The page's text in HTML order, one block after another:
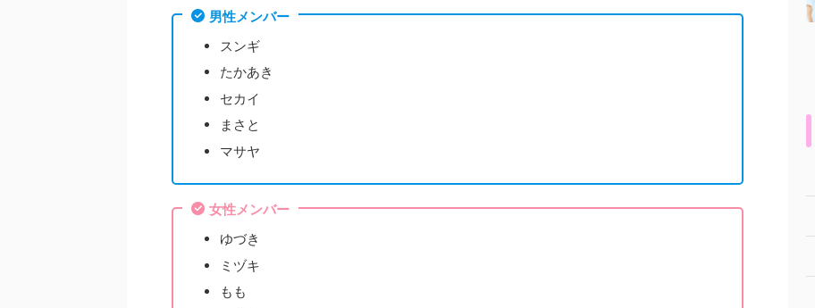
男性メンバー
スンギ
たかあき
セカイ
まさと
マサヤ
女性メンバー
ゆづき
ミヅキ
もも